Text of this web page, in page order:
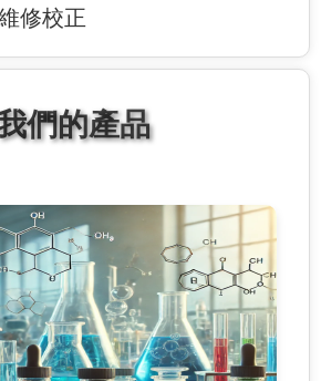
修校正
們的產品